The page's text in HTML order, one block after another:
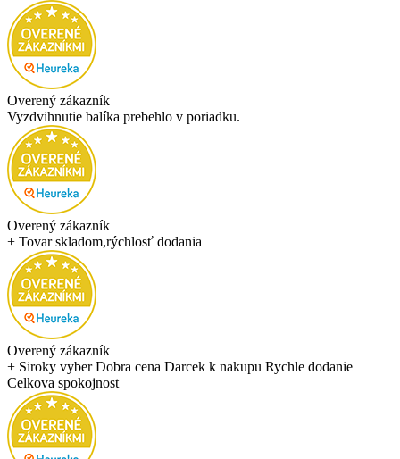
Overený zákazník
Vyzdvihnutie balíka prebehlo v poriadku.
Overený zákazník
+ Tovar skladom,rýchlosť dodania
Overený zákazník
+ Siroky vyber Dobra cena Darcek k nakupu Rychle dodanie
Celkova spokojnost